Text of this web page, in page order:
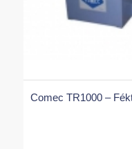
Comec TR1000 –